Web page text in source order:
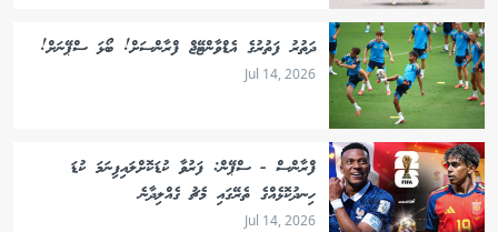
ދަތުރު ފަތުރުގެ އެޑްވާންޓޭޖް ފްރާންސަށް! ބޯޅަ ސްޕޭނަށް!
Jul 14, 2026
ފްރާންސް - ސްޕޭން: ފަރުވާ ކުޑަކޮށްލައިފިނަމަ ކުޑަ
ހިނދުކޮޅެއްގެ ތެރޭގައި މެޗު ގެއްލިދާނެ
Jul 14, 2026